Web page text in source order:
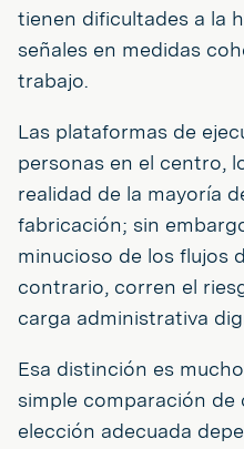
tienen dificultades a la
señales en medidas
trabajo.
Las plataformas de
personas en el centro,
realidad de la mayoría
fabricación; sin
minucioso de los flujos
contrario, corren el
carga administrativa
Esa distinción es
simple comparación de
elección adecuada